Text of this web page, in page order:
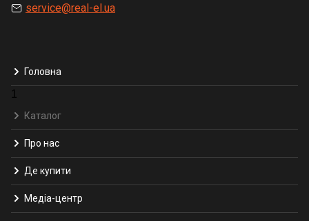
service@real-el.ua
Головна
1
Каталог
Про нас
Де купити
Медіа-центр